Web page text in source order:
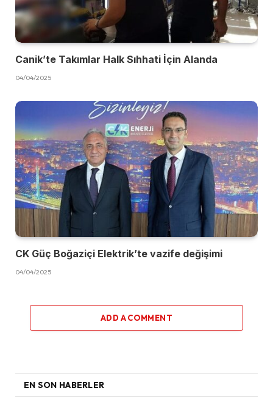
Canik’te Takımlar Halk Sıhhati İçin Alanda
04/04/2025
CK Güç Boğaziçi Elektrik’te vazife değişimi
04/04/2025
ADD A COMMENT
EN SON HABERLER